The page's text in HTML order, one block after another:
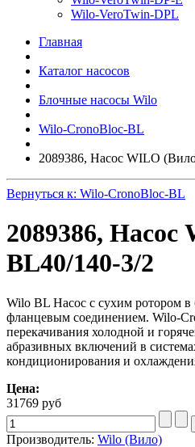
Wilo-VeroTwin-DPL
Главная
Каталог насосов
Блочные насосы Wilo
Wilo-CronoBloc-BL
2089386, Насос WILO
Вернуться к: Wilo-CronoBloc-BL
2089386,
BL40/140-3/2
Wilo BL Насос с сухим ротором
фланцевым соединением. Wilo-
перекачивания холодной и
абразивных включений в
кондиционирования и
Цена:
31769 руб
Производитель: Wilo (Вило)